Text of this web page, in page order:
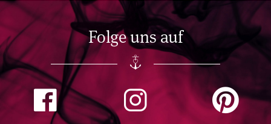
Folge uns auf